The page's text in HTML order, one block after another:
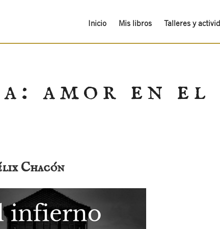
Inicio Mis libros Talleres y
amor en
Chacón